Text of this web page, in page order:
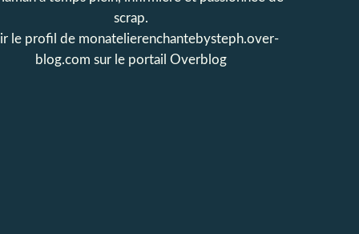
scrap.
le profil de monatelierenchantebysteph.over-
blog.com sur le portail Overblog